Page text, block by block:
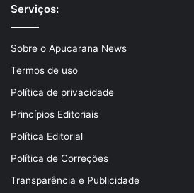
Serviços:
Sobre o Apucarana News
Termos de uso
Política de privacidade
Princípios Editoriais
Política Editorial
Política de Correções
Transparência e Publicidade